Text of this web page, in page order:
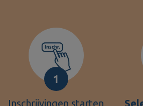
1
Inschrijvingen starten